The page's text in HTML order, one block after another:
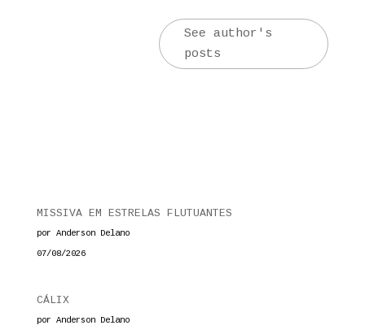
See author's
posts
MISSIVA EM ESTRELAS FLUTUANTES
por Anderson Delano
07/08/2026
CÁLIX
por Anderson Delano